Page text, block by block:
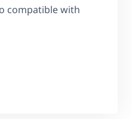
compatible with